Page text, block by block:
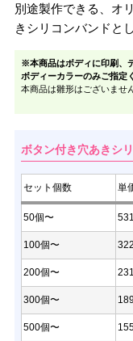
別途製作できる、オ
きシリコンバンドと
※本商品はボディに印刷、
ボディーカラーのみご指定
本商品は雛形はございませ
ボタン付き穴あきシ
セット個数 単
50個〜
100個〜
200個〜
300個〜
500個〜